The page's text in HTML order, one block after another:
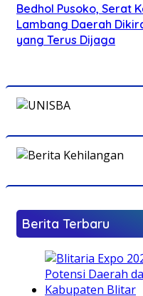
Bedhol Pusoko, Serat
Lambang Daerah
yang Terus Dijaga
Berita Terbaru